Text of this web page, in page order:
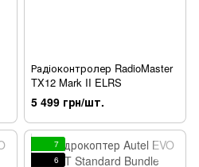
Радіоконтролер RadioMaster
TX12 Mark II ELRS
5 499 грн/шт.
7
6